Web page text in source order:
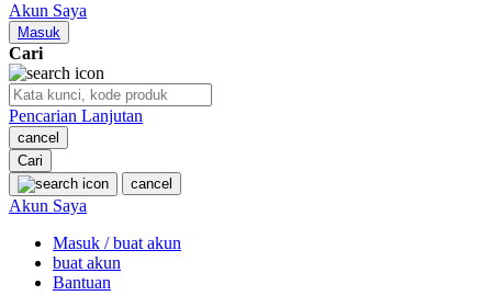
Oh Ma Grain
P
Peachy
Phil & Ted's
Akun Saya
Masuk
Cari
Pencarian Lanjutan
cancel
Cari
cancel
Akun Saya
Masuk / buat akun
buat akun
Bantuan